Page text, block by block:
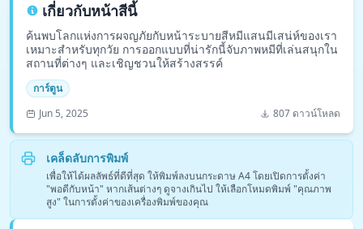
เกี่ยวกับหน้าสีนี้
ค้นพบโลกแห่งการผจญภัยกับหน้าระบายสีหมีแสนมีเสน่ห์ของเรา
เหมาะสำหรับทุกวัย การออกแบบที่น่ารักนี้จับภาพหมีที่เล่นสนุกใน
สถานที่ต่างๆ และเชิญชวนให้สร้างสรรค์
การ์ตูน
Jun 5, 2025
807 ดาวน์โหลด
เคล็ดลับการพิมพ์
เพื่อให้ได้ผลลัพธ์ที่ดีที่สุด ให้พิมพ์ลงบนกระดาษ A4 โดยเปิดการตั้งค่า
"พอดีกับหน้า" หากเส้นต่างๆ ดูจางเกินไป ให้เลือกโหมดพิมพ์ "คุณภาพ
สูง" ในการตั้งค่าของเครื่องพิมพ์ของคุณ